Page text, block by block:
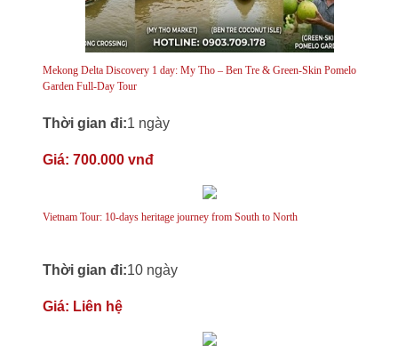
Mekong Delta Discovery 1 day: My Tho – Ben Tre & Green-Skin Pomelo
Garden Full-Day Tour
Thời gian đi:1 ngày
Giá: 700.000 vnđ
Vietnam Tour: 10-days heritage journey from South to North
Thời gian đi:10 ngày
Giá: Liên hệ